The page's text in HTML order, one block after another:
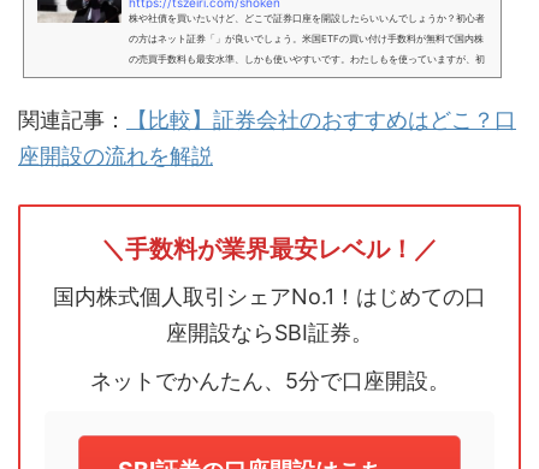
株や社債を買いたいけど、どこで証券口座を開設したらいいんでしょうか？初心者
の方はネット証券「」が良いでしょう。米国ETFの買い付け手数料が無料で国内株
の売買手数料も最安水準、しかも使いやすいです。わたしもを使っていますが、初
心者におすすめです。この記事では、投資家税理士 坂根が解説します。 日本のイン
状況を以下で公開しています 初心者におすすめの証券会社は、ネット証券の資産は
関連記事：
【比較】証券会社のおすすめはどこ？口
座開設の流れを解説
＼手数料が業界最安レベル！／
国内株式個人取引シェアNo.1！はじめての口
座開設ならSBI証券。
ネットでかんたん、5分で口座開設。